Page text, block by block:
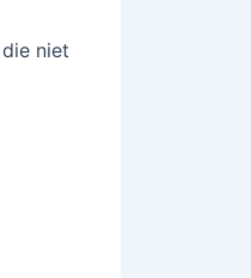
niet